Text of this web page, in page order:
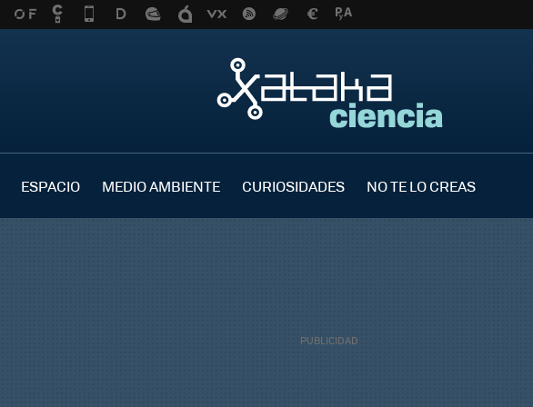
ESPACIO MEDIO AMBIENTE CURIOSIDADES NO TE LO CREAS